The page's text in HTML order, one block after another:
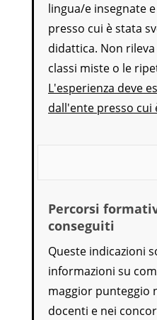
lingua/e insegnate
presso cui è stata
didattica. Non
classi miste o le
L'esperienza deve
dall'ente presso cui
Percorsi
conseguiti
Queste indicazioni
informazioni su
maggior punteggio
docenti e nei